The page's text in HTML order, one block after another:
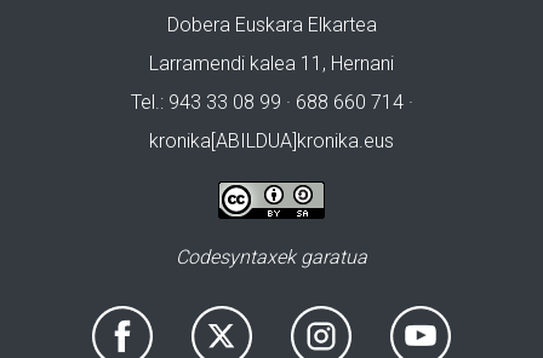
Dobera Euskara Elkartea
Larramendi kalea 11, Hernani
Tel.: 943 33 08 99 · 688 660 714 ·
kronika[ABILDUA]kronika.eus
Codesyntaxek garatua